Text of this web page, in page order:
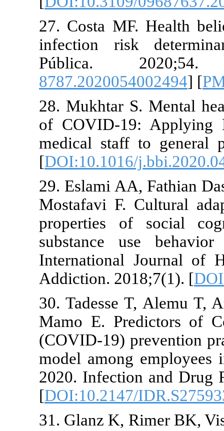
27. Costa
infection
28. Mukhtar
of COVID-
medical
[
29. Eslami
Mostafavi
properties
substance
Addiction.
30. Tadesse
Mamo E.
(COVID-19)
model
2020.
[
31. Glanz K,